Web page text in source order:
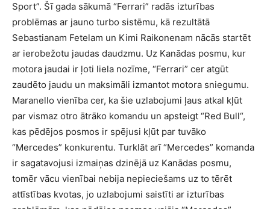
Sport”. Šī gada sākumā “Ferrari” radās izturības
problēmas ar jauno turbo sistēmu, kā rezultātā
Sebastianam Fetelam un Kimi Raikonenam nācās startēt
ar ierobežotu jaudas daudzmu. Uz Kanādas posmu, kur
motora jaudai ir ļoti liela nozīme, “Ferrari” cer atgūt
zaudēto jaudu un maksimāli izmantot motora sniegumu.
Maranello vienība cer, ka šie uzlabojumi ļaus atkal kļūt
par vismaz otro ātrāko komandu un apsteigt “Red Bull“,
kas pēdējos posmos ir spējusi kļūt par tuvāko
“Mercedes” konkurentu. Turklāt arī “Mercedes” komanda
ir sagatavojusi izmaiņas dzinējā uz Kanādas posmu,
tomēr vācu vienībai nebija nepieciešams uz to tērēt
attīstības kvotas, jo uzlabojumi saistīti ar izturības